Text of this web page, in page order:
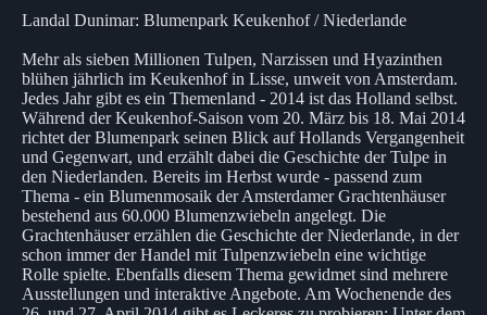
Landal Dunimar: Blumenpark Keukenhof / Niederlande
Mehr als sieben Millionen Tulpen, Narzissen und Hyazinthen
blühen jährlich im Keukenhof in Lisse, unweit von Amsterdam.
Jedes Jahr gibt es ein Themenland - 2014 ist das Holland selbst.
Während der Keukenhof-Saison vom 20. März bis 18. Mai 2014
richtet der Blumenpark seinen Blick auf Hollands Vergangenheit
und Gegenwart, und erzählt dabei die Geschichte der Tulpe in
den Niederlanden. Bereits im Herbst wurde - passend zum
Thema - ein Blumenmosaik der Amsterdamer Grachtenhäuser
bestehend aus 60.000 Blumenzwiebeln angelegt. Die
Grachtenhäuser erzählen die Geschichte der Niederlande, in der
schon immer der Handel mit Tulpenzwiebeln eine wichtige
Rolle spielte. Ebenfalls diesem Thema gewidmet sind mehrere
Ausstellungen und interaktive Angebote. Am Wochenende des